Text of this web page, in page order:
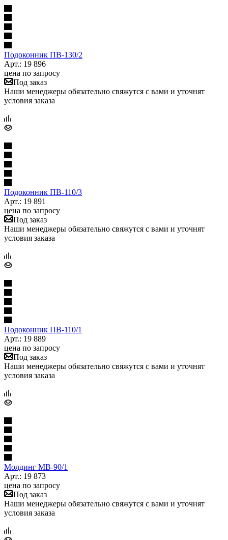
Подоконник ПB-130/2
Арт.: 19 896
цена по запросу
Под заказ
Наши менеджеры обязательно свяжутся с вами и уточнят
условия заказа
Подоконник ПB-110/3
Арт.: 19 891
цена по запросу
Под заказ
Наши менеджеры обязательно свяжутся с вами и уточнят
условия заказа
Подоконник ПB-110/1
Арт.: 19 889
цена по запросу
Под заказ
Наши менеджеры обязательно свяжутся с вами и уточнят
условия заказа
Молдинг МВ-90/1
Арт.: 19 873
цена по запросу
Под заказ
Наши менеджеры обязательно свяжутся с вами и уточнят
условия заказа